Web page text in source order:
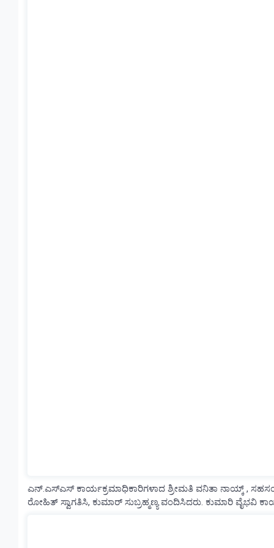
ಎನ್.ಎಸ್ಎಸ್ ಕಾರ್ಯಕ್ರಮಾಧಿಕಾರಿಗಳಾದ ಶ್ರೀಮತಿ ವನಿತಾ ನಾಯ್ಕ್ ,
ರೋಹಿತ್ ಸ್ವಾಗತಿಸಿ, ಕುಮಾರ್ ಸುಬ್ರಹ್ಮಣ್ಯ ವಂದಿಸಿದರು. ಕುಮಾರಿ ವೈಭವಿ